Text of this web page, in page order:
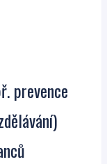
prevence